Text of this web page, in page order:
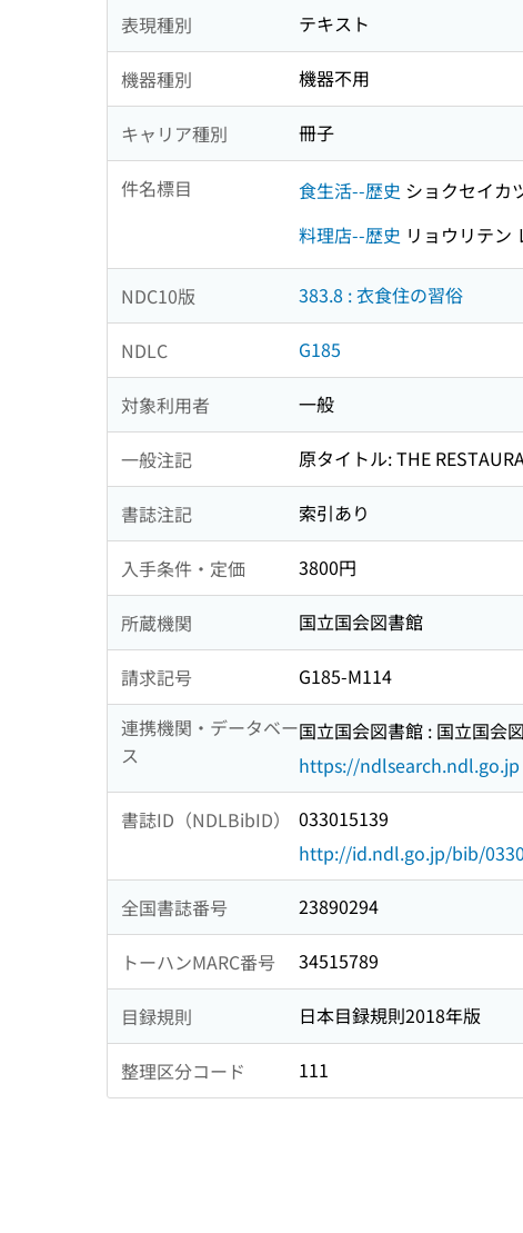
表現種別 テキスト
機器種別 機器不用
キャリア種別 冊子
件名標目 食生活--歴史 ショクセイカ
料理店--歴史 リョウリテン
NDC10版 383.8 : 衣食住の習俗
NDLC G185
対象利用者 一般
一般注記 原タイトル: THE
書誌注記 索引あり
入手条件・定価 3800円
所蔵機関 国立国会図書館
請求記号
G185-M114
連携機関・データベー
ス
国立国会図書館 : 国立国会
https://ndlsearch.ndl.go.jp
書誌ID（NDLBibID）
033015139
http://id.ndl.go.jp/bib/
全国書誌番号 23890294
トーハンMARC番号 34515789
目録規則 日本目録規則2018年版
整理区分コード 111